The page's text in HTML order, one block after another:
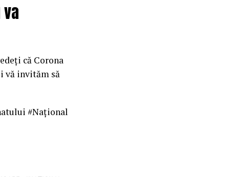
că Corona
vă invităm să
#Național